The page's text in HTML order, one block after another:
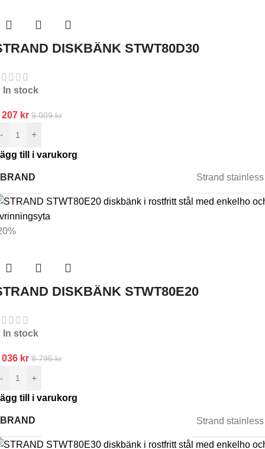
DISKBÄNK STWT80D30
In stock
207 kr 9 009kr
-
+
till i varukorg
BRAND Strand stainless
DISKBÄNK STWT80E20
In stock
036 kr 8 795kr
-
+
till i varukorg
BRAND Strand stainless